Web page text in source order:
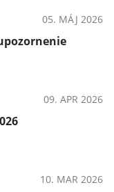
05. MÁJ 2026
09. APR 2026
10. MAR 2026